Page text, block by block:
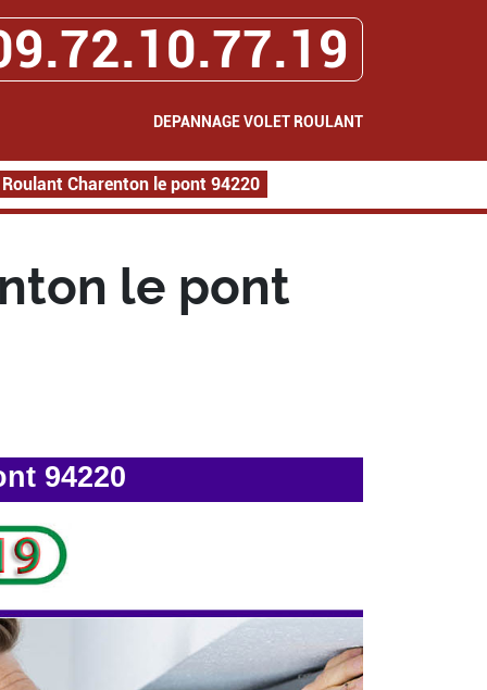
DEPANNAGE VOLET ROULANT
Charenton le pont 94220
le pont
94220